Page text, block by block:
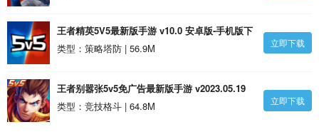
王者精英5V5最新版手游 v10.0 安卓版-手机版下
载
类型：策略塔防 | 56.9M 立即下载
王者别嚣张5v5免广告最新版手游 v2023.05.19
安卓版-手机版下载
类型：竞技格斗 | 64.8M 立即下载